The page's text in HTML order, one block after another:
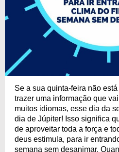
Se a sua quinta-feira não
trazer uma informação que
muitos idiomas, esse dia da
dia de Júpiter! Isso significa
de aproveitar toda a força e
deus estimula, para ir
semana sem desanimar.